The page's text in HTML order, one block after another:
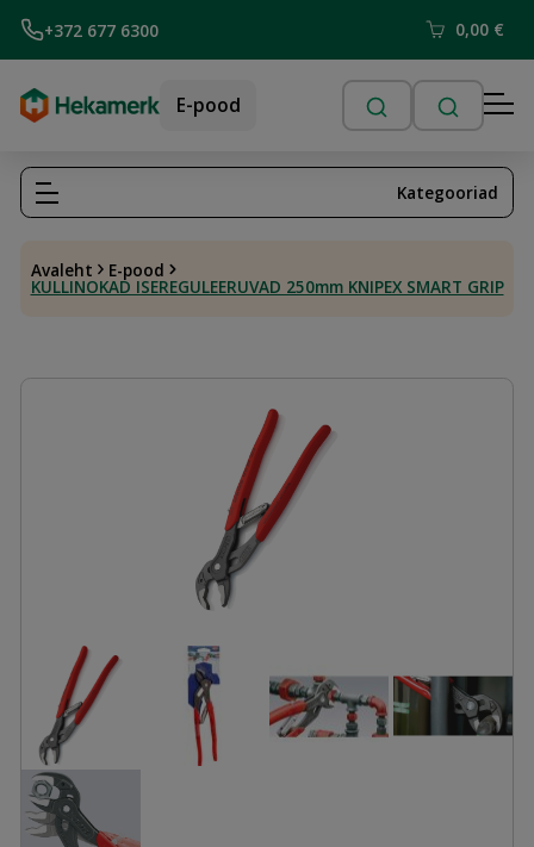
+372 677 6300 0,00 €
E-pood
Avaleht E-pood
KULLINOKAD ISEREGULEERUVAD 250mm KNIPEX SMART GRIP
Kategooriad